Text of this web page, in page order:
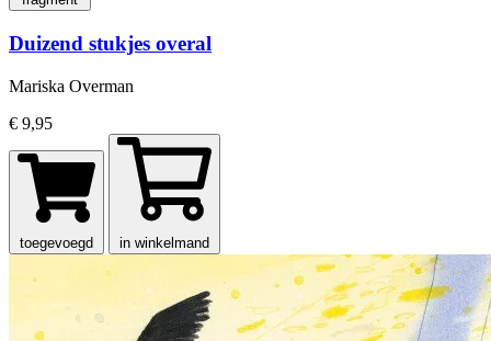
Duizend stukjes overal
Mariska Overman
€ 9,95
toegevoegd in winkelmand